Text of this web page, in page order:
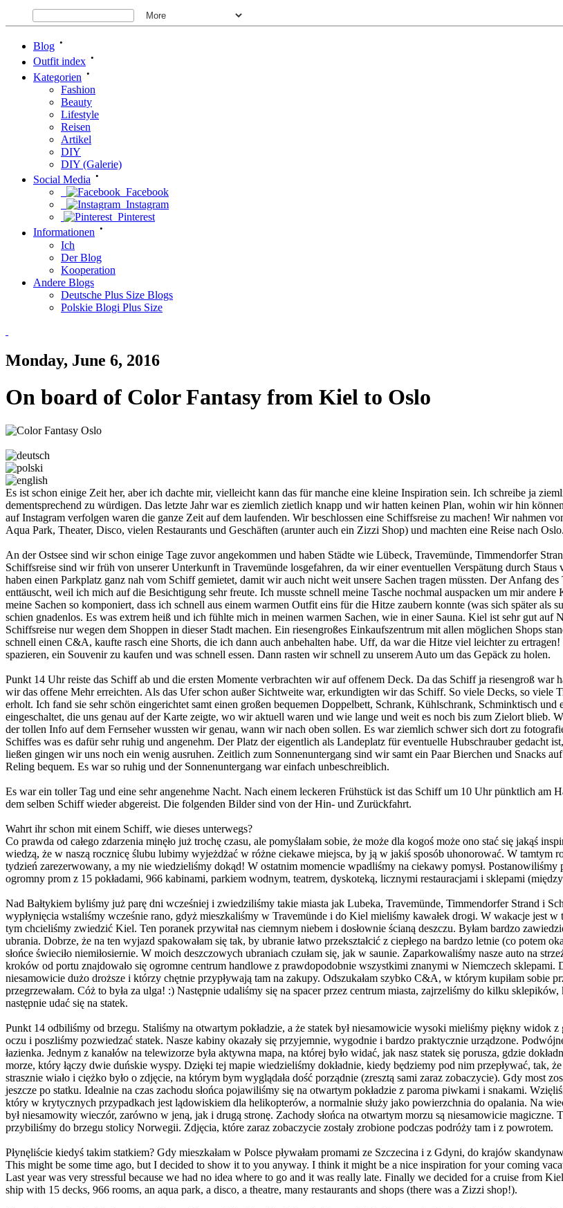
Blog •
Outfit index •
Kategorien •
Fashion
Beauty
Lifestyle
Reisen
Artikel
DIY
DIY (Galerie)
Social Media •
Facebook
Instagram
Pinterest
Informationen •
Ich
Der Blog
Kooperation
Andere Blogs
Deutsche Plus Size Blogs
Polskie Blogi Plus Size
Monday, June 6, 2016
On board of Color Fantasy from Kiel to Oslo
Es ist schon einige Zeit her, aber ich dachte mir, vielleicht kann das für manche eine kleine Inspiration sein. Ich schreibe ja
dementsprechend zu würdigen. Das letzte Jahr war es ziemlich zietlich knapp und wir hatten keinen Plan, wohin wir hin
auf Instagram verfolgen waren die ganze Zeit auf dem laufenden. Wir beschlossen eine Schiffsreise zu machen! Wir nahmen
Aqua Park, Theater, Disco, vielen Restaurants und Geschäften (arunter auch ein Zizzi Shop) und machten eine Reise nach Oslo.
An der Ostsee sind wir schon einige Tage zuvor angekommen und haben Städte wie Lübeck, Travemünde, Timmendorfer
Schiffsreise sind wir früh von unserer Unterkunft in Travemünde losgefahren, da wir einer eventuellen Verspätung durch
haben einen Parkplatz ganz nah vom Schiff gemietet, damit wir auch nicht weit unsere Sachen tragen müssten. Der Anfang
enttäuscht, weil ich mich auf die Besichtigung sehr freute. Ich musste schnell meine Tasche nochmal auspacken um mir
meine Sachen so komponiert, dass ich schnell aus einem warmen Outfit eins für die Hitze zaubern konnte (was sich später
schien gnadenlos. Es was extrem heiß und ich fühlte mich in meinen warmen Sachen, wie in einer Sauna. Kiel ist sehr gut auf
Schiffsreise nur wegen dem Shoppen in dieser Stadt machen. Ein riesengroßes Einkaufszentrum mit allen möglichen Shops
schnell einen C&A, kaufte rasch eine Shorts, die ich dann auch anbehalten habe. Uff, da war die Hitze viel leichter zu
spazieren, ein Souvenir zu kaufen und was schnell essen. Dann rasten wir schnell zu unserem Auto um das Gepäck zu holen.
Punkt 14 Uhr reiste das Schiff ab und die ersten Momente verbrachten wir auf offenem Deck. Da das Schiff ja riesengroß
wir das offene Mehr erreichten. Als das Ufer schon außer Sichtweite war, erkundigten wir das Schiff. So viele Decks, so viele
erholt. Ich fand sie sehr schön eingerichtet samt einen großen bequemen Doppelbett, Schrank, Kühlschrank, Schminktisch
eingeschaltet, die uns genau auf der Karte zeigte, wo wir aktuell waren und wie lange und weit es noch bis zum Zielort
der tollen Info auf dem Fernseher wussten wir genau, wann wir nach oben sollen. Es war ziemlich schwer sich dort zu
Schiffes was es dafür sehr ruhig und angenehm. Der Platz der eigentlich als Landeplatz für eventuelle Hubschrauber gedacht
ließen gingen wir uns noch ein wenig ausruhen. Zeitlich zum Sonnenuntergang sind wir samt ein Paar Bierchen und Snacks
Reling bequem. Es war so ruhig und der Sonnenuntergang war einfach unbeschreiblich.
Es war ein toller Tag und eine sehr angenehme Nacht. Nach einem leckeren Frühstück ist das Schiff um 10 Uhr pünktlich
dem selben Schiff wieder abgereist. Die folgenden Bilder sind von der Hin- und Zurückfahrt.
Wahrt ihr schon mit einem Schiff, wie dieses unterwegs?
Co prawda od całego zdarzenia minęło już trochę czasu, ale pomyślałam sobie, że może dla kogoś może ono stać się jakąś
wiedzą, że w naszą rocznicę ślubu lubimy wyjeżdżać w różne ciekawe miejsca, by ją w jakiś sposób uhonorować. W tamtym
tydzień zarezerwowany, a my nie wiedzieliśmy dokąd! W ostatnim momencie wpadliśmy na ciekawy pomysł.
ogromny prom z 15 pokładami, 966 kabinami, parkiem wodnym, teatrem, dyskoteką, licznymi restauracjami i sklepami
Nad Bałtykiem byliśmy już parę dni wcześniej i zwiedziliśmy takie miasta jak Lubeka, Travemünde, Timmendorfer Strand i
wypłynięcia wstaliśmy wcześnie rano, gdyż mieszkaliśmy w Travemünde i do Kiel mieliśmy kawałek drogi. W wakacje jest
tym chcieliśmy zwiedzić Kiel. Ten poranek przywitał nas ciemnym niebem i dosłownie ścianą deszczu. Byłam bardzo
ubrania. Dobrze, że na ten wyjazd spakowałam się tak, by ubranie łatwo przekształcić z ciepłego na bardzo letnie (co potem
słońce świeciło niemiłosiernie. W moich deszczowych ubraniach czułam się, jak w saunie. Zaparkowaliśmy nasze auto na
kroków od portu znajdowało się ogromne centrum handlowe z prawdopodobnie wszystkimi znanymi w Niemczech
niesamowicie dużo droższe i którzy chętnie przypływają tam na zakupy. Odszukałam szybko C&A, w którym kupiłam sobie
przegrzewałam. Cóż to była za ulga! :) Następnie udaliśmy się na spacer przez centrum miasta, zajrzeliśmy do kilku
następnie udać się na statek.
Punkt 14 odbiliśmy od brzegu. Staliśmy na otwartym pokładzie, a że statek był niesamowicie wysoki mieliśmy piękny widok
oczu i poszliśmy pozwiedzać statek. Nasze kabiny okazały się przyjemnie, wygodnie i bardzo praktycznie urządzone.
łazienka. Jednym z kanałów na telewizorze była aktywna mapa, na której było widać, jak nasz statek się porusza, gdzie
morze, który łączy dwie duńskie wyspy. Dzięki tej mapie wiedzieliśmy dokładnie, kiedy będziemy pod nim przepływać, tak,
strasznie wiało i ciężko było o zdjęcie, na którym bym wyglądała dość porządnie (zresztą sami zaraz zobaczycie). Gdy most
jeszcze po statku. Idealnie na czas zachodu słońca pojawiliśmy się na otwartym pokładzie z paroma piwkami i snakami.
który w krytycznych przypadkach jest lądowiskiem dla helikopterów, a normalnie służy jako powierzchnia do opalania. Na
był niesamowity wieczór, zarówno w jeną, jak i drugą stronę. Zachody słońca na otwartym morzu są niesamowicie
przybiliśmy do brzegu stolicy Norwegii. Zdjęcia, które zaraz zobaczycie zostały zrobione podczas podróży tam i z powrotem.
Płynęliście kiedyś takim statkiem? Gdy mieszkałam w Polsce pływałam promami ze Szczecina i z Gdyni, do krajów
This might be some time ago, but I decided to show it to you anyway. I think it might be a nice inspiration for your coming
Last year was very stressful because we had no idea where to go and it was really late. Finally we decided for a cruise from
ship with 15 decks, 966 rooms, an aqua park, a disco, a theatre, many restaurants and shops (there was a Zizzi shop!).